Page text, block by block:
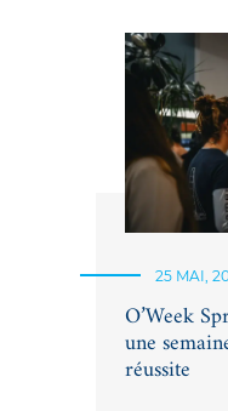
25 MAI,
O’Week
une
réussite